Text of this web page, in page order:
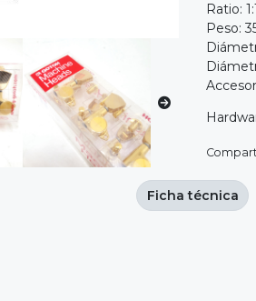
Ratio:
Peso:
Ficha técnica